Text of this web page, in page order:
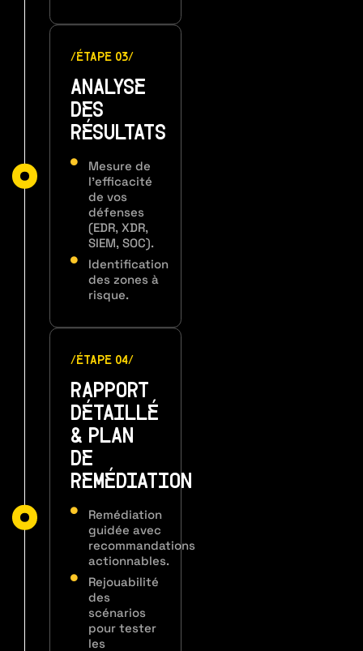
/ÉTAPE 03/
ANALYSE
DES
RÉSULTATS
Mesure de
l’efficacité
de vos
défenses
(EDR, XDR,
SIEM, SOC).
Identification
des zones à
risque.
/ÉTAPE 04/
RAPPORT
DÉTAILLÉ
& PLAN
DE
REMÉDIATION
Remédiation
guidée avec
recommandations
actionnables.
Rejouabilité
des
scénarios
pour tester
les